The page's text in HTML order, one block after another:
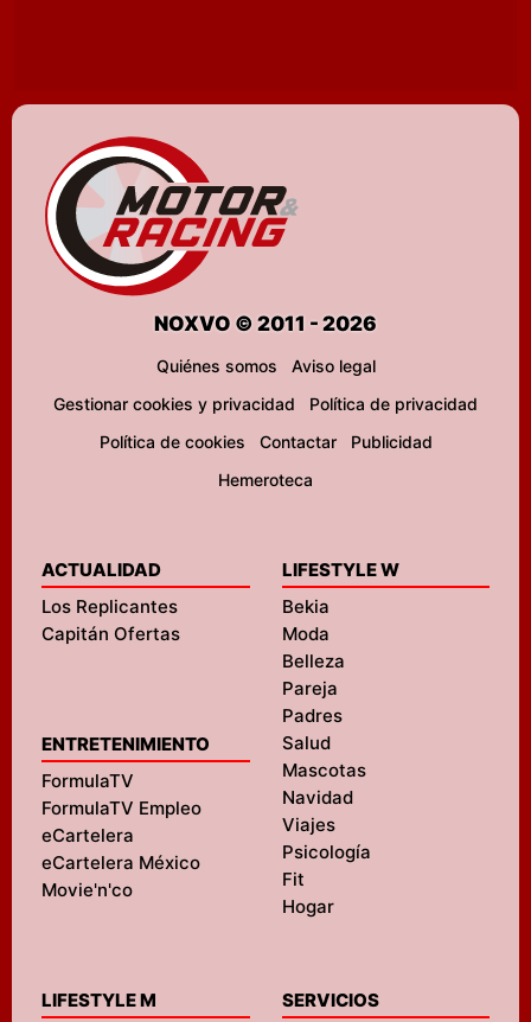
NOXVO © 2011 - 2026
Quiénes somos
Aviso legal
Gestionar cookies y privacidad
Política de privacidad
Política de cookies
Contactar
Publicidad
Hemeroteca
ACTUALIDAD
Los Replicantes
Capitán Ofertas
ENTRETENIMIENTO
FormulaTV
FormulaTV Empleo
eCartelera
eCartelera México
Movie'n'co
LIFESTYLE W
Bekia
Moda
Belleza
Pareja
Padres
Salud
Mascotas
Navidad
Viajes
Psicología
Fit
Hogar
LIFESTYLE M SERVICIOS